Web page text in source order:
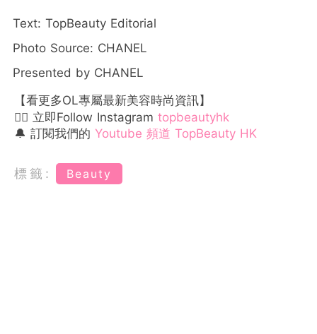
Text: TopBeauty Editorial
Photo Source: CHANEL
Presented by CHANEL
【看更多OL專屬最新美容時尚資訊】
👉🏻 立即Follow Instagram topbeautyhk
🔔 訂閱我們的 Youtube 頻道 TopBeauty HK
標籤: Beauty